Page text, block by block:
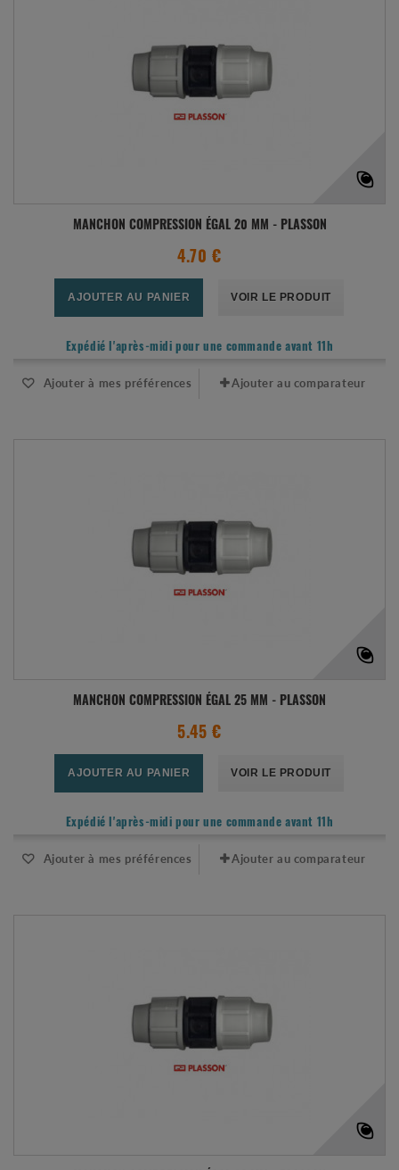
MANCHON COMPRESSION ÉGAL 20 MM - PLASSON
4.70 €
AJOUTER AU PANIER VOIR LE PRODUIT
Expédié l'après-midi pour une commande avant 11h
Ajouter à mes préférences Ajouter au comparateur
MANCHON COMPRESSION ÉGAL 25 MM - PLASSON
5.45 €
AJOUTER AU PANIER VOIR LE PRODUIT
Expédié l'après-midi pour une commande avant 11h
Ajouter à mes préférences Ajouter au comparateur